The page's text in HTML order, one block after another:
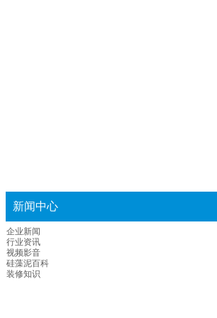
新闻中心
企业新闻
行业资讯
视频影音
硅藻泥百科
装修知识